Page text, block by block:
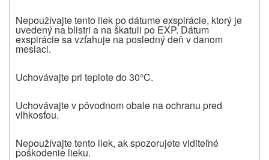
Nepoužívajte tento liek po dátume exspirácie, ktorý je
uvedený na blistri a na škatuli po EXP. Dátum
exspirácie sa vzťahuje na posledný deň v danom
mesiaci.
Uchovávajte pri teplote do 30°C.
Uchovávajte v pôvodnom obale na ochranu pred
vlhkosťou.
Nepoužívajte tento liek, ak spozorujete viditeľné
poškodenie lieku.